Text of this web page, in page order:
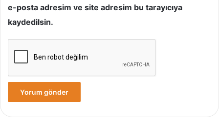
e-posta adresim ve site adresim bu tarayıcıya
kaydedilsin.